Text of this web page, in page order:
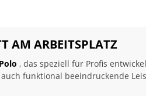
AM ARBEITSPLATZ
Polo , das speziell für Profis
funktional beeindruckende